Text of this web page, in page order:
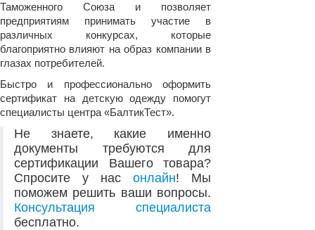
Таможенного Союза и позволяет
предприятиям принимать участие в
различных конкурсах, которые
благоприятно влияют на образ компании в
глазах потребителей.
Быстро и профессионально оформить
сертификат на детскую одежду помогут
специалисты центра «БалтикТест».
Не знаете, какие именно
документы требуются для
сертификации Вашего товара?
Спросите у нас онлайн! Мы
поможем решить ваши вопросы.
Консультация специалиста
бесплатно.